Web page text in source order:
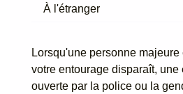
À l'étranger
Lorsqu'une personne
votre entourage disparaît, une
ouverte par la police ou la